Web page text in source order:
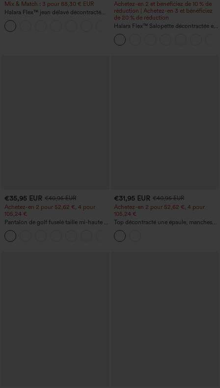
Mix & Match : 3 pour 88,30 € EUR
Halara Flex™ jean délavé décontracté
taille haute à poches, coupe baggy à
jambe large
+2
Achetez-en 2 et bénéficiez de 10 % de
réduction | Achetez-en 3 et bénéficiez
de 20 % de réduction
Halara Flex™ Salopette décontractée en
denim lavé à encolure en V avec poche
€35,95 EUR €40,95 EUR
Achetez-en 2 pour 52,62 €, 4 pour
105,24 €
Pantalon de golf fuselé taille mi-haute à
cordon, ourlet incurvé, séchage rapide,
avec poches — UPF40+
€31,95 EUR €40,95 EUR
Achetez-en 2 pour 52,62 €, 4 pour
105,24 €
Top décontracté une épaule, manches
courtes, ourlet arrondi hi-low,
soutien‑gorge intégré, motif à pois